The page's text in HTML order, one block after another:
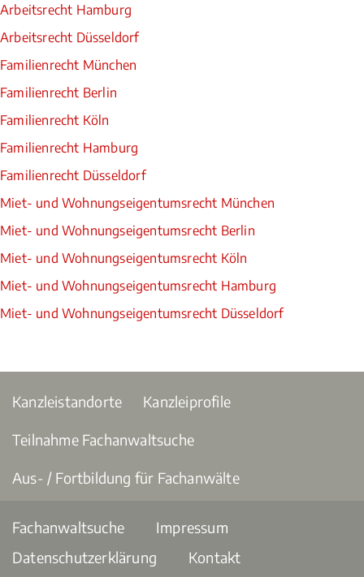
Arbeitsrecht Hamburg
Arbeitsrecht Düsseldorf
Familienrecht München
Familienrecht Berlin
Familienrecht Köln
Familienrecht Hamburg
Familienrecht Düsseldorf
Miet- und Wohnungseigentumsrecht München
Miet- und Wohnungseigentumsrecht Berlin
Miet- und Wohnungseigentumsrecht Köln
Miet- und Wohnungseigentumsrecht Hamburg
Miet- und Wohnungseigentumsrecht Düsseldorf
Kanzleistandorte Kanzleiprofile
Teilnahme Fachanwaltsuche
Aus- / Fortbildung für Fachanwälte
Fachanwaltsuche
Impressum
Datenschutzerklärung
Kontakt